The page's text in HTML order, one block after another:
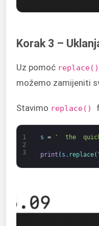
Korak 3 –
Uz pomoć replace()
možemo zamijeniti
Stavimo replace()
1
2
3
s = '  the
print ( s . replace(